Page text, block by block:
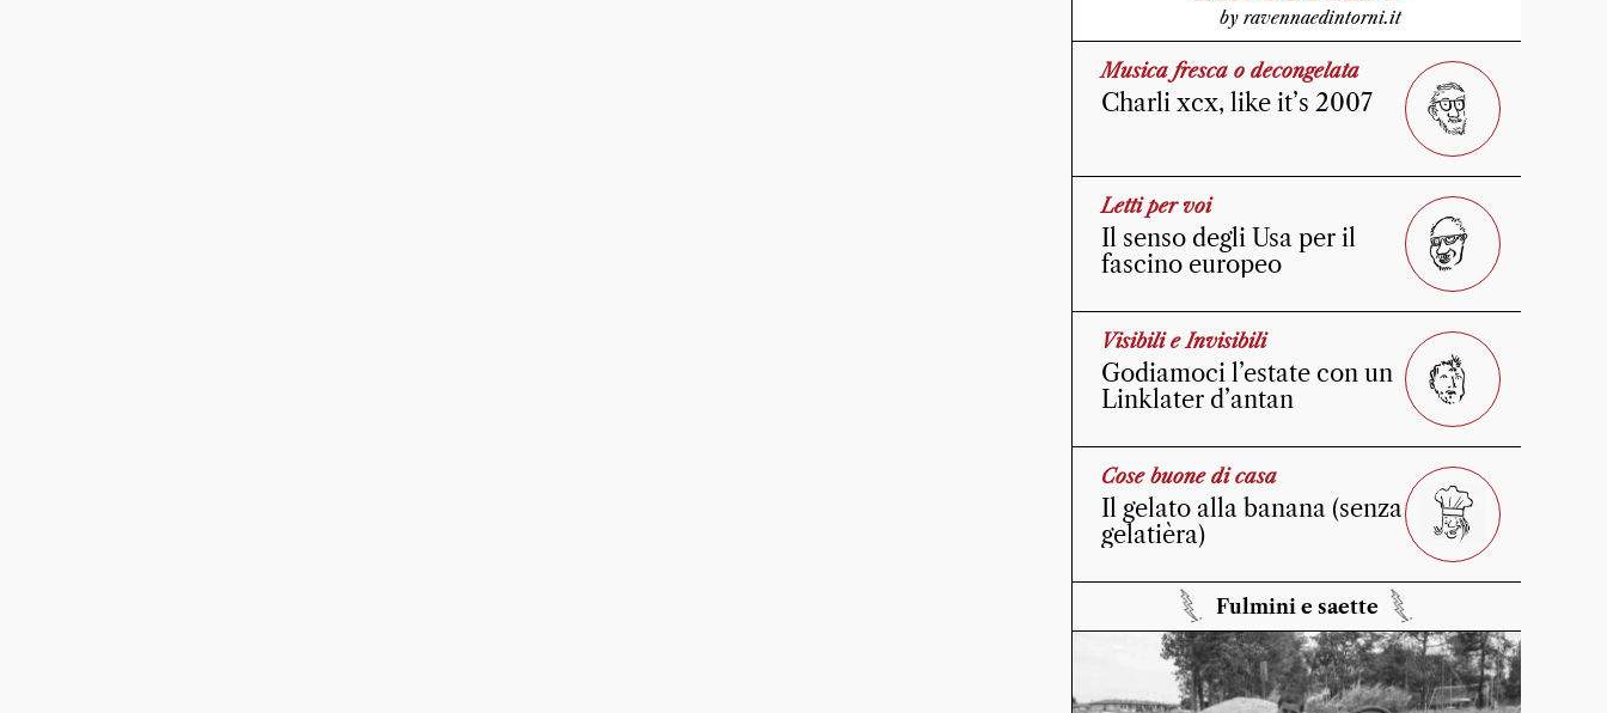
by ravennaedintorni.it
Musica fresca o decongelata
Charli xcx, like it’s 2007
Letti per voi
Il senso degli Usa per il
fascino europeo
Visibili e Invisibili
Godiamoci l’estate con un
Linklater d’antan
Cose buone di casa
Il gelato alla banana (senza
gelatièra)
Fulmini e saette